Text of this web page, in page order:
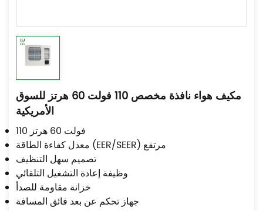
مكيف هواء نافذة مخصص 110 فولت 60 هرتز للسوق
الأمريكية
110 فولت 60 هرتز
معدل كفاءة الطاقة (EER/SEER) مرتفع
تصميم سهل التنظيف
وظيفة إعادة التشغيل التلقائي
خزانة مقاومة للصدأ
جهاز تحكم عن بعد فائق المسافة